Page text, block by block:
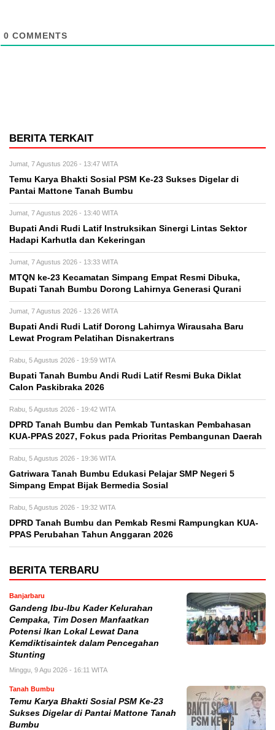
0 COMMENTS
BERITA TERKAIT
Jumat, 7 Agustus 2026 - 13:47 WITA
Temu Karya Bhakti Sosial PSM Ke-23 Sukses Digelar di
Pantai Mattone Tanah Bumbu
Jumat, 7 Agustus 2026 - 13:40 WITA
Bupati Andi Rudi Latif Instruksikan Sinergi Lintas Sektor
Hadapi Karhutla dan Kekeringan
Jumat, 7 Agustus 2026 - 13:33 WITA
MTQN ke-23 Kecamatan Simpang Empat Resmi Dibuka,
Bupati Tanah Bumbu Dorong Lahirnya Generasi Qurani
Jumat, 7 Agustus 2026 - 13:26 WITA
Bupati Andi Rudi Latif Dorong Lahirnya Wirausaha Baru
Lewat Program Pelatihan Disnakertrans
Rabu, 5 Agustus 2026 - 19:59 WITA
Bupati Tanah Bumbu Andi Rudi Latif Resmi Buka Diklat
Calon Paskibraka 2026
Rabu, 5 Agustus 2026 - 19:42 WITA
DPRD Tanah Bumbu dan Pemkab Tuntaskan Pembahasan
KUA-PPAS 2027, Fokus pada Prioritas Pembangunan Daerah
Rabu, 5 Agustus 2026 - 19:36 WITA
Gatriwara Tanah Bumbu Edukasi Pelajar SMP Negeri 5
Simpang Empat Bijak Bermedia Sosial
Rabu, 5 Agustus 2026 - 19:32 WITA
DPRD Tanah Bumbu dan Pemkab Resmi Rampungkan KUA-
PPAS Perubahan Tahun Anggaran 2026
BERITA TERBARU
Banjarbaru
Gandeng Ibu-Ibu Kader Kelurahan
Cempaka, Tim Dosen Manfaatkan
Potensi Ikan Lokal Lewat Dana
Kemdiktisaintek dalam Pencegahan
Stunting
Minggu, 9 Agu 2026 - 16:11 WITA
Tanah Bumbu
Temu Karya Bhakti Sosial PSM Ke-23
Sukses Digelar di Pantai Mattone Tanah
Bumbu